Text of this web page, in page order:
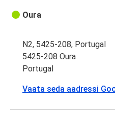
Oura
N2, 5425-208, Portugal
5425-208 Oura
Portugal
Vaata seda aadressi